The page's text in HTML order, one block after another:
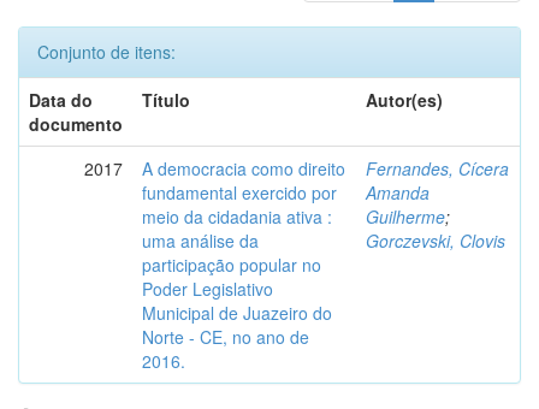
Conjunto de itens:
Data do
documento
Título Autor(es)
2017
A democracia como direito
fundamental exercido por
meio da cidadania ativa :
uma análise da
participação popular no
Poder Legislativo
Municipal de Juazeiro do
Norte - CE, no ano de
2016.
Fernandes, Cícera
Amanda
Guilherme;
Gorczevski, Clovis